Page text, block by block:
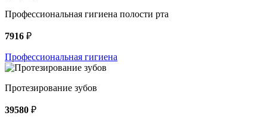
Профессиональная гигиена полости рта
7916 ₽
Профессиональная гигиена
Протезирование зубов
39580 ₽